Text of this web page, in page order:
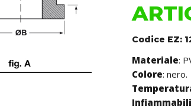
Codice EZ:
Materiale:
Colore: nero.